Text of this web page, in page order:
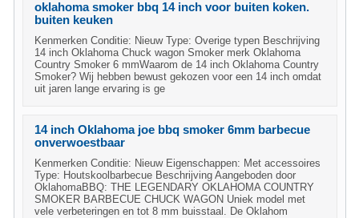
oklahoma smoker bbq 14 inch voor buiten koken.
buiten keuken
Kenmerken Conditie: Nieuw Type: Overige typen Beschrijving
14 inch Oklahoma Chuck wagon Smoker merk Oklahoma
Country Smoker 6 mmWaarom de 14 inch Oklahoma Country
Smoker? Wij hebben bewust gekozen voor een 14 inch omdat
uit jaren lange ervaring is ge
14 inch Oklahoma joe bbq smoker 6mm barbecue
onverwoestbaar
Kenmerken Conditie: Nieuw Eigenschappen: Met accessoires
Type: Houtskoolbarbecue Beschrijving Aangeboden door
OklahomaBBQ: THE LEGENDARY OKLAHOMA COUNTRY
SMOKER BARBECUE CHUCK WAGON Uniek model met
vele verbeteringen en tot 8 mm buisstaal. De Oklahom